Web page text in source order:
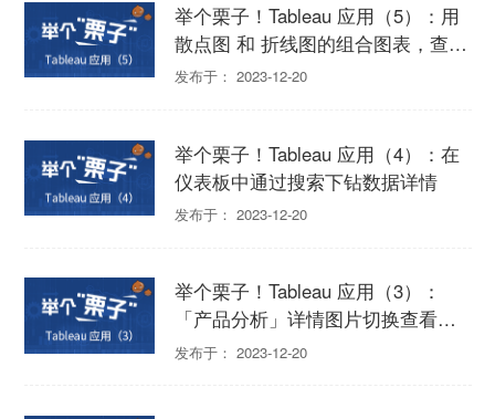
举个栗子！Tableau 应用（5）：用
散点图 和 折线图的组合图表，查看
单品购买趋势
发布于： 2023-12-20
举个栗子！Tableau 应用（4）：在
仪表板中通过搜索下钻数据详情
发布于： 2023-12-20
举个栗子！Tableau 应用（3）：
「产品分析」详情图片切换查看的
两个实际应用
发布于： 2023-12-20